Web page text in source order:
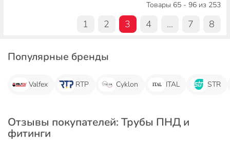
Товары 65 - 96 из 253
1 2 3 4 ... 7 8
Популярные бренды
Valfex RTP Cyklon ITAL STR
Отзывы покупателей: Трубы ПНД и
фитинги